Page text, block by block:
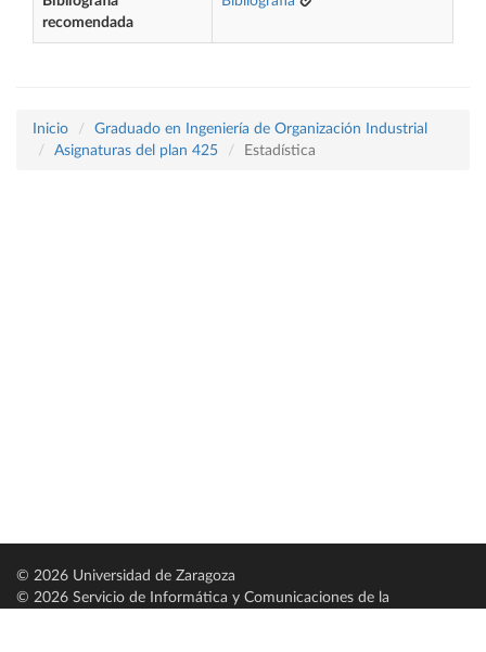
recomendada
Inicio
Graduado en Ingeniería de Organización Industrial
Asignaturas del plan 425
Estadística
© 2026 Universidad de Zaragoza
© 2026 Servicio de Informática y Comunicaciones de la